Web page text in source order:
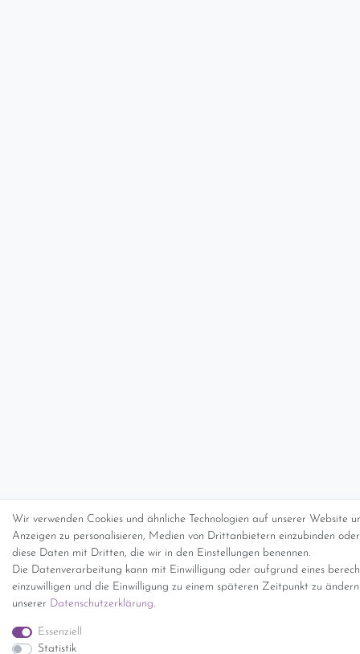
Wir verwenden Cookies und ähnliche Technologien auf unserer Website
Anzeigen zu personalisieren, Medien von Drittanbietern einzubinden
diese Daten mit Dritten, die wir in den Einstellungen benennen.
Die Datenverarbeitung kann mit Einwilligung oder aufgrund eines
einzuwilligen und die Einwilligung zu einem späteren Zeitpunkt zu
unserer Daten­schutz­erklärung.
Essenziell
Statistik